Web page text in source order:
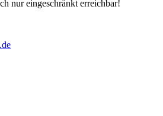
nur eingeschränkt erreichbar!